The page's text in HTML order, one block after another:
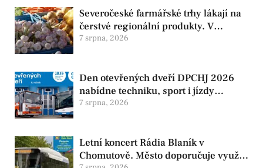
Severočeské farmářské trhy lákají na
čerstvé regionální produkty. V
Chomutově se konají 8. srpna
7 srpna, 2026
Den otevřených dveří DPCHJ 2026
nabídne techniku, sport i jízdy
historickými vozy
7 srpna, 2026
Letní koncert Rádia Blaník v
Chomutově. Město doporučuje využít